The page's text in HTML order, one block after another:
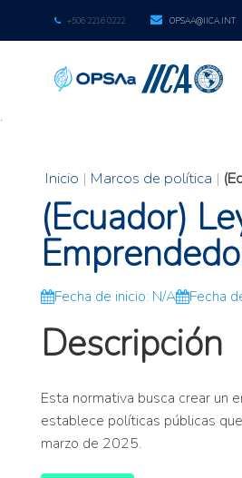
+506 2216 0222 OPSAA@IICA.INT
.
Inicio | Marcos de política |
(Ecuador)
Fecha de inicio: N/A Fecha
Descripción
Esta normativa busca crear un
establece políticas públicas
marzo de 2025.